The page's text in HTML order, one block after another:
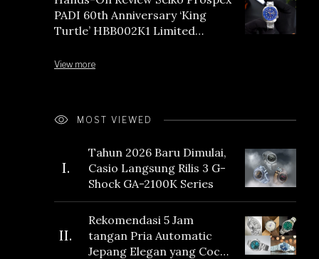
PADI 60th Anniversary ‘King
Turtle’ HBB002K1 Limited
View more
MOST VIEWED
I.
Tahun 2026 Baru Dimulai,
Casio Langsung Rilis 3 G-
Shock GA-2100K Series
II.
Rekomendasi 5 Jam
tangan Pria Automatic
Jepang Elegan yang Cocok